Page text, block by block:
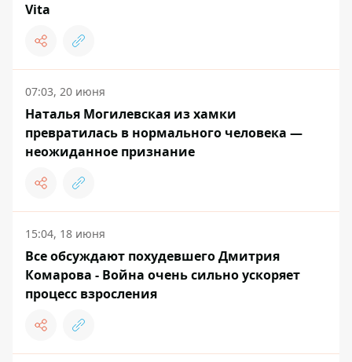
Vita
07:03, 20 июня
Наталья Могилевская из хамки
превратилась в нормального человека —
неожиданное признание
15:04, 18 июня
Все обсуждают похудевшего Дмитрия
Комарова - Война очень сильно ускоряет
процесс взросления